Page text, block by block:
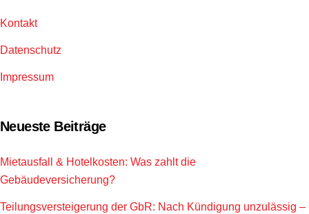
Kontakt
Datenschutz
Impressum
Neueste Beiträge
Mietausfall & Hotelkosten: Was zahlt die
Gebäudeversicherung?
Teilungsversteigerung der GbR: Nach Kündigung unzulässig –